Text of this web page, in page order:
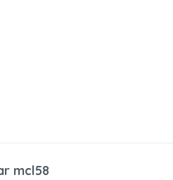
mcl58